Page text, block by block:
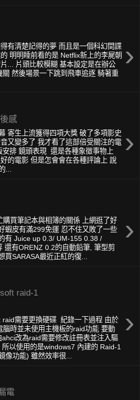
›
有清楚記得的夢 而且是一個科幻間諜
明明睡前看的是 Netflix新上的李屍朝
... 片頭比較模糊 基本設定是在辦公
然後場景一下跳到飛車追逐 騎著重
感
›
寄生上流獲得四項大獎 破了多項影史
又變多了 我才看了這部倍受關注的電
排 鏡頭表現 還是各種象徵事物上
的電影 但是怎會會在各種評論上 說
...
›
購買筆記本與相簿的關係 上網逛了好
蝦皮有滿299免運 忍不住又敗了一些
有 Juice up 0.3/ UM-155 0.38 /
還有ORENZ 0.2的自動鉛筆, 筆型剪
買SARASA最近正紅的復...
raid-1
›
raid需要更換硬碟 紀錄一下過程 由於
腦時並未使用主機板的raid功能 要動
ahci改為raid需要修改註冊表並注入驅
以使用的是windows7 內建的 Raid-1
像功能) 雖然效率很...
電